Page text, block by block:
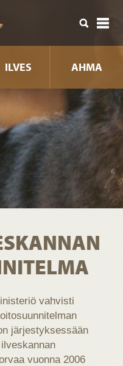
ILVES AHMA
vahvisti
järjestyksessään
vuonna 2006